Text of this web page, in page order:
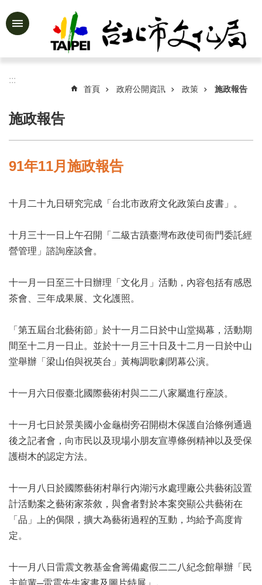
跳到主要內容區塊
進
告
訊
識
化
局
務
目
臺
北
藝
文
間
年
文
化
節
廉
專
區
珍
貴
:::
首頁 政府公開資訊 政策 施政報告
施政報告
91年11月施政報告
十月二十九日研究完成「台北市政府文化政策白皮書」。
十月三十一日上午召開「二級古蹟臺灣布政使司衙門委託經
營管理」諮詢座談會。
十一月一日至三十日辦理「文化月」活動，內容包括有感恩
茶會、三年成果展、文化護照。
「第五屆台北藝術節」於十一月二日於中山堂揭幕，活動期
間至十二月一日止。並於十一月三十日及十二月一日於中山
堂舉辦「梁山伯與祝英台」黃梅調歌劇閉幕公演。
十一月六日假臺北國際藝術村與二二八家屬進行座談。
十一月七日於景美國小金龜樹旁召開樹木保護自治條例通過
後之記者會，向市民以及現場小朋友宣導條例精神以及受保
護樹木的認定方法。
十一月八日於國際藝術村舉行內湖污水處理廠公共藝術設置
計活動案之藝術家茶敘，與會者對於本案突顯公共藝術在
「品」上的侷限，擴大為藝術過程的互動，均給予高度肯
定。
十一月八日雷震文教基金會籌備處假二二八紀念館舉辦「民
主前輩─雷震先生家書及圖片特展」。